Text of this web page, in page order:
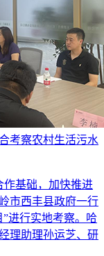
考察农村生活污水
作基础，加快推进
市西丰县政府一行
进行实地考察。哈
理助理孙运芝、研